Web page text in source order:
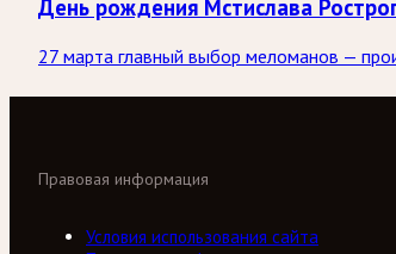
День рождения Мстислава
27 марта главный выбор меломанов —
Правовая информация
Условия использования сайта